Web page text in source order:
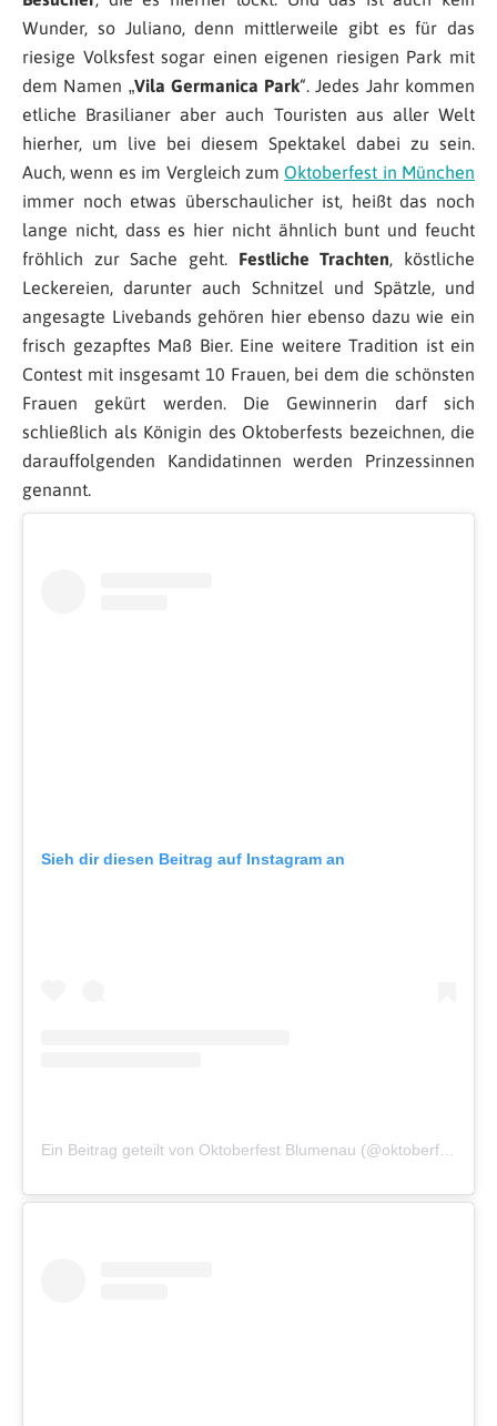
Wunder, so Juliano, denn mittlerweile gibt es für das
riesige Volksfest sogar einen eigenen riesigen Park mit
dem Namen „Vila Germanica Park“. Jedes Jahr kommen
etliche Brasilianer aber auch Touristen aus aller Welt
hierher, um live bei diesem Spektakel dabei zu sein.
Auch, wenn es im Vergleich zum Oktoberfest in München
immer noch etwas überschaulicher ist, heißt das noch
lange nicht, dass es hier nicht ähnlich bunt und feucht
fröhlich zur Sache geht. Festliche Trachten, köstliche
Leckereien, darunter auch Schnitzel und Spätzle, und
angesagte Livebands gehören hier ebenso dazu wie ein
frisch gezapftes Maß Bier. Eine weitere Tradition ist ein
Contest mit insgesamt 10 Frauen, bei dem die schönsten
Frauen gekürt werden. Die Gewinnerin darf sich
schließlich als Königin des Oktoberfests bezeichnen, die
darauffolgenden Kandidatinnen werden Prinzessinnen
genannt.
Sieh dir diesen Beitrag auf Instagram an